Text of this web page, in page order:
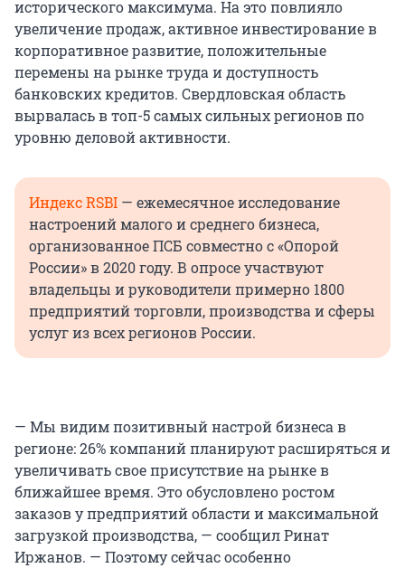
исторического максимума. На это повлияло
увеличение продаж, активное инвестирование в
корпоративное развитие, положительные
перемены на рынке труда и доступность
банковских кредитов. Свердловская область
вырвалась в топ-5 самых сильных регионов по
уровню деловой активности.
Индекс RSBI — ежемесячное исследование
настроений малого и среднего бизнеса,
организованное ПСБ совместно с «Опорой
России» в 2020 году. В опросе участвуют
владельцы и руководители примерно 1800
предприятий торговли, производства и сферы
услуг из всех регионов России.
— Мы видим позитивный настрой бизнеса в
регионе: 26% компаний планируют расширяться и
увеличивать свое присутствие на рынке в
ближайшее время. Это обусловлено ростом
заказов у предприятий области и максимальной
загрузкой производства, — сообщил Ринат
Иржанов. — Поэтому сейчас особенно